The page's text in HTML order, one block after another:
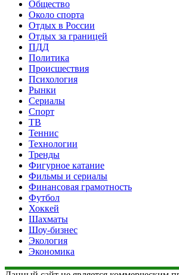
Общество
Около спорта
Отдых в России
Отдых за границей
ПДД
Политика
Происшествия
Психология
Рынки
Сериалы
Спорт
ТВ
Теннис
Технологии
Тренды
Фигурное катание
Фильмы и сериалы
Финансовая грамотность
Футбол
Хоккей
Шахматы
Шоу-бизнес
Экология
Экономика